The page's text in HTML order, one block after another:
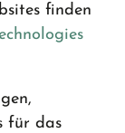
finden
für das